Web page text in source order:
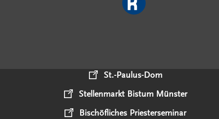
St.-Paulus-Dom
Stellenmarkt Bistum Münster
Bischöfliches Priesterseminar